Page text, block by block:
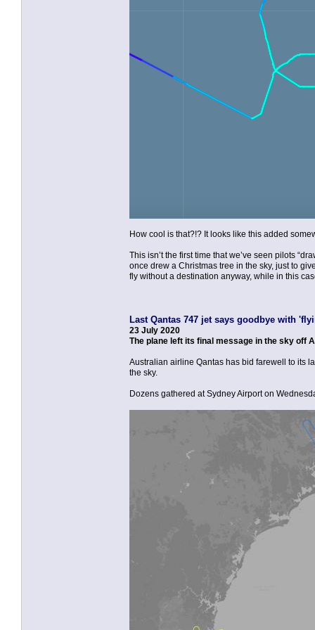
How cool is that?!? It looks like this added
This isn’t the first time that we’ve seen pilots
once drew a Christmas tree in the sky, just to
fly without a destination anyway, while in this
Last Qantas 747 jet says goodbye with
23 July 2020
The plane left its final message in the sky off
Australian airline Qantas has bid farewell to its
the sky.
Dozens gathered at Sydney Airport on